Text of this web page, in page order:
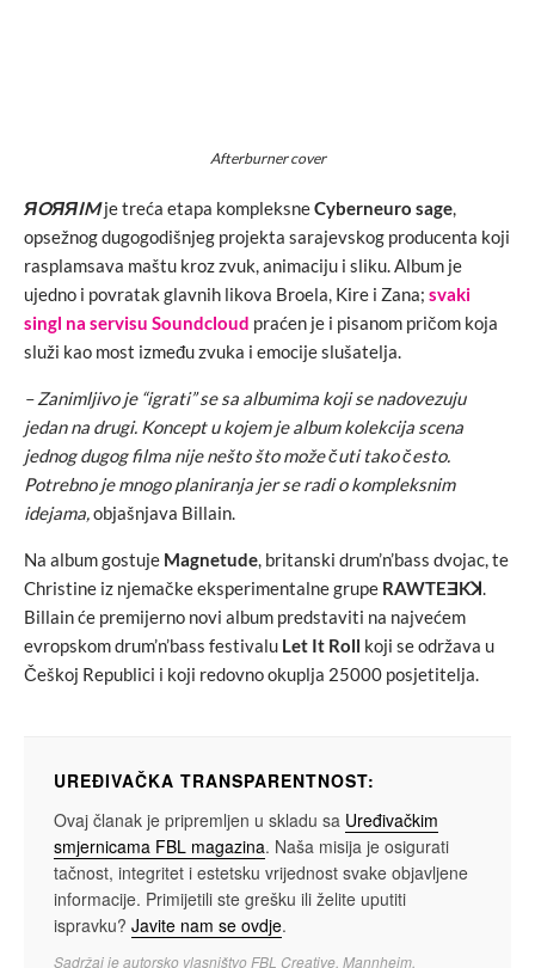
Afterburnercover
ЯOЯЯIMje treća etapa kompleksneCyberneuro sage,
opsežnog dugogodišnjeg projekta sarajevskog producenta koji
rasplamsava maštu kroz zvuk, animaciju i sliku. Album je
ujedno i povratak glavnih likova Broela, Kire i Zana; svaki
singl na servisu Soundcloud praćen je i pisanom pričom koja
služi kao most između zvuka i emocije slušatelja.
– Zanimljivo je “igrati” se sa albumima koji se nadovezuju
jedan na drugi. Koncept u kojem je album kolekcija scena
jednog dugog filma nije nešto što može čuti tako često.
Potrebno je mnogo planiranja jer se radi o kompleksnim
idejama,objašnjava Billain.
Na album gostuje Magnetude, britanski drum’n’bass dvojac, te
Christine iz njemačke eksperimentalne grupe RAWTEƎKꓘ.
Billain će premijerno novi album predstaviti na najvećem
evropskom drum’n’bass festivalu Let It Roll koji se održava u
Češkoj Republici i koji redovno okuplja 25000 posjetitelja.
UREĐIVAČKA TRANSPARENTNOST:
Ovaj članak je pripremljen u skladu sa Uređivačkim
smjernicama FBL magazina. Naša misija je osigurati
tačnost, integritet i estetsku vrijednost svake objavljene
informacije. Primijetili ste grešku ili želite uputiti
ispravku? Javite nam se ovdje.
Sadržaj je autorsko vlasništvo FBL Creative, Mannheim.